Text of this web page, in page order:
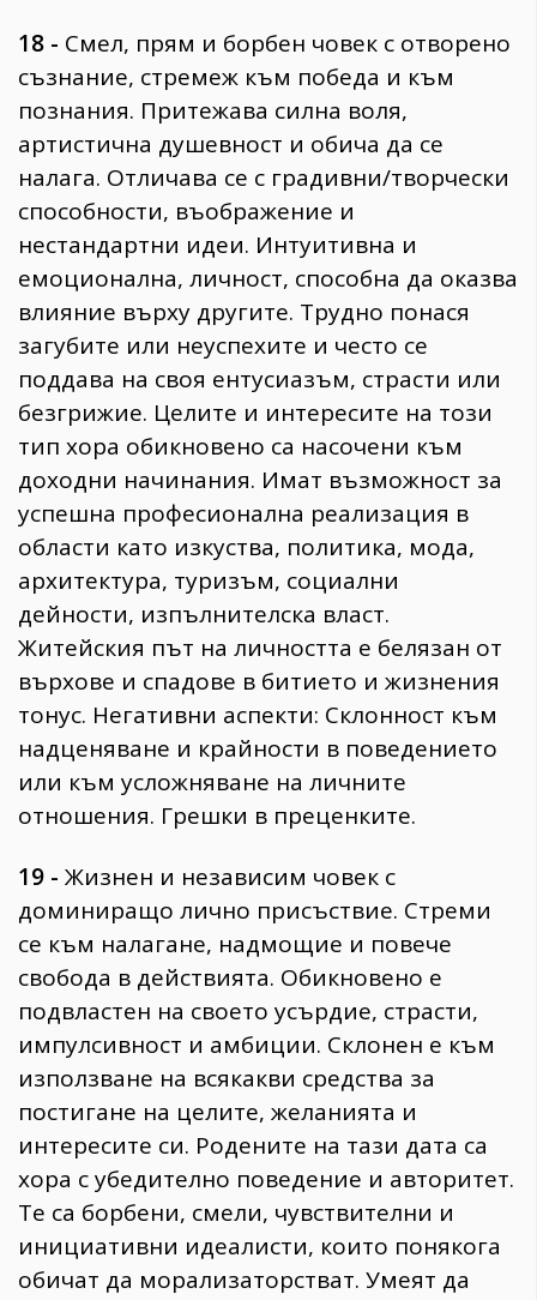
18 - Смел, прям и борбен човек с отворено
съзнание, стремеж към победа и към
познания. Притежава силна воля,
артистична душевност и обича да се
налага. Отличава се с градивни/творчески
способности, въображение и
нестандартни идеи. Интуитивна и
емоционална, личност, способна да оказва
влияние върху другите. Трудно понася
загубите или неуспехите и често се
поддава на своя ентусиазъм, страсти или
безгрижие. Целите и интересите на този
тип хора обикновено са насочени към
доходни начинания. Имат възможност за
успешна професионална реализация в
области като изкуства, политика, мода,
архитектура, туризъм, социални
дейности, изпълнителска власт.
Житейския път на личността е белязан от
върхове и спадове в битието и жизнения
тонус. Негативни аспекти: Склонност към
надценяване и крайности в поведението
или към усложняване на личните
отношения. Грешки в преценките.
19 - Жизнен и независим човек с
доминиращо лично присъствие. Стреми
се към налагане, надмощие и повече
свобода в действията. Обикновено е
подвластен на своето усърдие, страсти,
импулсивност и амбиции. Склонен е към
използване на всякакви средства за
постигане на целите, желанията и
интересите си. Родените на тази дата са
хора с убедително поведение и авторитет.
Те са борбени, смели, чувствителни и
инициативни идеалисти, които понякога
обичат да морализаторстват. Умеят да
КАТЕГОРИИ
Wine&Dine
Подкасти
Мода
Dialogue
Красота
Цветно
Гурме
Wellness
ЗА НАС
ползване
За нас
Реклама
поверителност
ModerenDom
СЛЕДВАЙТЕ НИ
Facebook Instagram Twitter
YouTube
Spotify Soundcloud
Ако нашият сайт ви харесва, можете да се абонирате за
седмичния ни нюзлетър тук:
© 2026, HighViewArt | Всички права запазени